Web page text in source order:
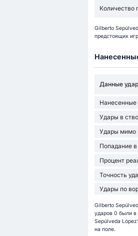
Количество
Gilberto
предстоящих
Данные
Нанесенные
Удары в
Удары мимо
Попадание
Процент
Точность
Удары по
Gilberto
ударов 0 были в
Sepúlveda
на поле.